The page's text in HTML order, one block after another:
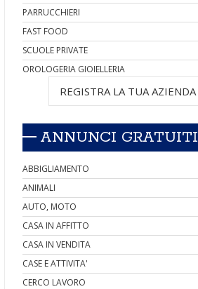
PARRUCCHIERI
FAST FOOD
SCUOLE PRIVATE
OROLOGERIA GIOIELLERIA
REGISTRA LA TUA AZIENDA
ANNUNCI GRATUITI
ABBIGLIAMENTO
ANIMALI
AUTO, MOTO
CASA IN AFFITTO
CASA IN VENDITA
CASE E ATTIVITA'
CERCO LAVORO